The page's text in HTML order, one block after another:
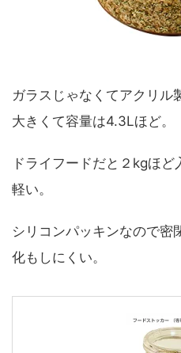
ガラスじゃなくてアクリル
大きくて容量は4.3Lほど。
ドライフードだと２kgほ
軽い。
シリコンパッキンなので密
化もしにくい。